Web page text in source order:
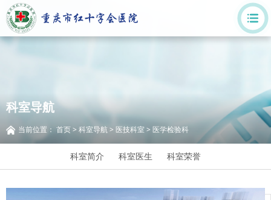
科室导航
当前位置： 首页> 科室导航> 医技科室> 医学检验科
科室简介 科室医生 科室荣誉